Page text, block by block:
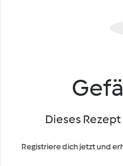
Dieses
Registriere dich jetzt und